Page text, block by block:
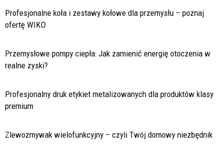
Profesjonalne koła i zestawy kołowe dla przemysłu – poznaj
ofertę WIKO
Przemysłowe pompy ciepła: Jak zamienić energię otoczenia w
realne zyski?
Profesjonalny druk etykiet metalizowanych dla produktów klasy
premium
Zlewozmywak wielofunkcyjny – czyli Twój domowy niezbędnik